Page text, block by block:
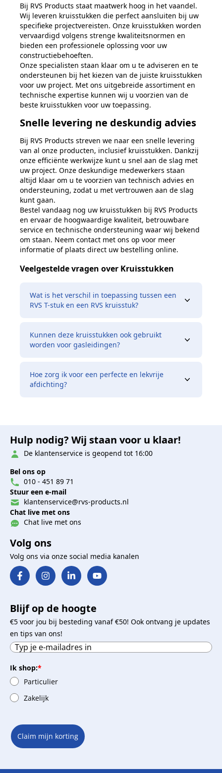
Bij RVS Products staat maatwerk hoog in het vaandel.
Wij leveren kruisstukken die perfect aansluiten bij uw
specifieke projectvereisten. Onze kruisstukken worden
vervaardigd volgens strenge kwaliteitsnormen en
bieden een professionele oplossing voor uw
constructiebehoeften.
Onze specialisten staan klaar om u te adviseren en te
ondersteunen bij het kiezen van de juiste kruisstukken
voor uw project. Met ons uitgebreide assortiment en
technische expertise kunnen wij u voorzien van de
beste kruisstukken voor uw toepassing.
Snelle levering ne deskundig advies
Bij RVS Products streven we naar een snelle levering
van al onze producten, inclusief kruisstukken. Dankzij
onze efficiënte werkwijze kunt u snel aan de slag met
uw project. Onze deskundige medewerkers staan
altijd klaar om u te voorzien van technisch advies en
ondersteuning, zodat u met vertrouwen aan de slag
kunt gaan.
Bestel vandaag nog uw kruisstukken bij RVS Products
en ervaar de hoogwaardige kwaliteit, betrouwbare
service en technische ondersteuning waar wij bekend
om staan. Neem contact met ons op voor meer
informatie of plaats direct uw bestelling online.
Veelgestelde vragen over Kruisstukken
Wat is het verschil in toepassing tussen een
RVS T-stuk en een RVS kruisstuk?
Kunnen deze kruisstukken ook gebruikt
worden voor gasleidingen?
Hoe zorg ik voor een perfecte en lekvrije
afdichting?
Hulp nodig? Wij staan voor u klaar!
De klantenservice is geopend tot 16:00
Bel ons op
010 - 451 89 71
Stuur een e-mail
klantenservice@rvs-products.nl
Chat live met ons
Chat live met ons
Volg ons
Volg ons via onze social media kanalen
Blijf op de hoogte
€5 voor jou bij besteding vanaf €50! Ook ontvang je updates
en tips van ons!
Ik shop:*
Particulier
Zakelijk
Claim mijn korting